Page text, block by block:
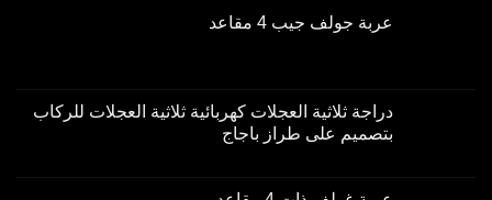
عربة جولف جيب 4 مقاعد
$3,000.00.$2,000.00.دراجة ثلاثية العجلات كهربائية ثلاثية العجلات للركاب
بتصميم على طراز باجاج